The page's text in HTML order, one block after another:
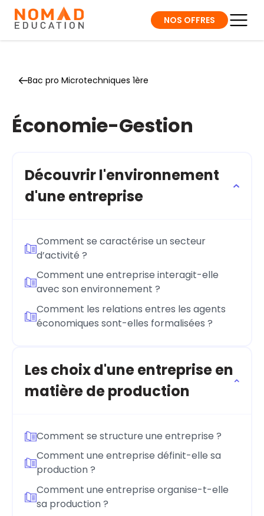
NOS OFFRES
Bac pro Microtechniques 1ère
Économie-Gestion
Découvrir l'environnement
d'une entreprise
Comment se caractérise un secteur
d’activité ?
Comment une entreprise interagit-elle
avec son environnement ?
Comment les relations entres les agents
économiques sont-elles formalisées ?
Les choix d'une entreprise en
matière de production
Comment se structure une entreprise ?
Comment une entreprise définit-elle sa
production ?
Comment une entreprise organise-t-elle
sa production ?